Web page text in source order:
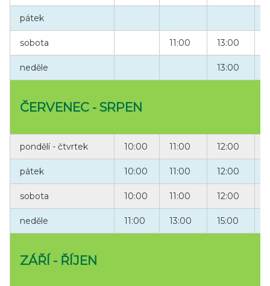
pátek
sobota 11:00 13:00
neděle 13:00
ČERVENEC - SRPEN
pondělí - čtvrtek 10:00 11:00 12:00
pátek 10:00 11:00 12:00
sobota 10:00 11:00 12:00
neděle 11:00 13:00 15:00
ZÁŘÍ - ŘÍJEN